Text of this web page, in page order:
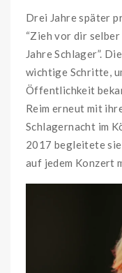
Drei Jahre später
“Zieh vor dir selber
Jahre Schlager”.
wichtige Schritte,
Öffentlichkeit
Reim erneut mit
Schlagernacht im
2017 begleitete
auf jedem Konzert